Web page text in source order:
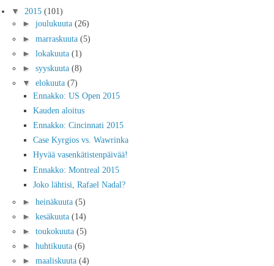
▼ 2015 (101)
► joulukuuta (26)
► marraskuuta (5)
► lokakuuta (1)
► syyskuuta (8)
▼ elokuuta (7)
Ennakko: US Open 2015
Kauden aloitus
Ennakko: Cincinnati 2015
Case Kyrgios vs. Wawrinka
Hyvää vasenkätistenpäivää!
Ennakko: Montreal 2015
Joko lähtisi, Rafael Nadal?
► heinäkuuta (5)
► kesäkuuta (14)
► toukokuuta (5)
► huhtikuuta (6)
► maaliskuuta (4)